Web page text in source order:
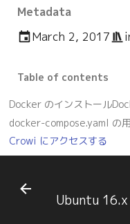
Metadata
March 2, 2017
Table of contents
Docker のインストール
docker-compose.yaml の
Crowi にアクセスする